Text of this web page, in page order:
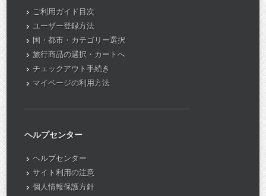
ご利用ガイド目次
ユーザー登録方法
国・都市・カテゴリー選択
旅行商品の選択・カートへ
チェックアウト手続き
マイページの利用方法
ヘルプセンター
ヘルプセンター
サイト利用の注意
個人情報保護方針